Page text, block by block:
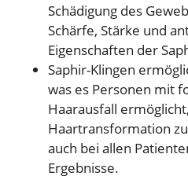
Schädigung des
Schärfe, Stärke und
Eigenschaften der
Saphir-Klingen
was es Personen mit
Haarausfall
Haartransformation
auch bei allen
Ergebnisse.